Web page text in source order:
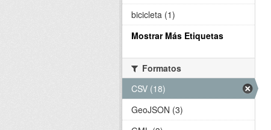
bicicleta (1)
Mostrar Más Etiquetas
Formatos
CSV (18)
GeoJSON (3)